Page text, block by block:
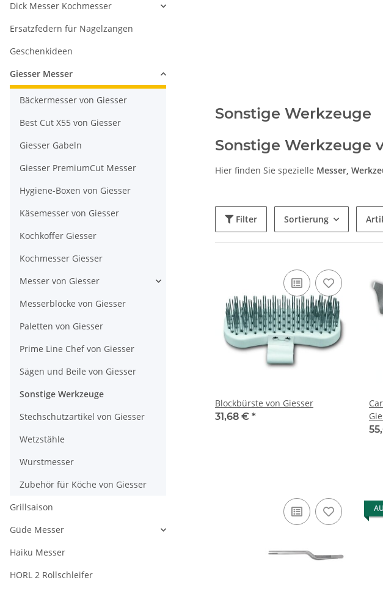
Sonstige Werkzeuge
Sonstige Werkzeuge
Hier finden Sie spezielle Messer,
Filter Sortierung
Blockbürste von Giesser
31,68 € *
Dick Messer Kochmesser
Ersatzfedern für Nagelzangen
Geschenkideen
Giesser Messer
Bäckermesser von Giesser
Best Cut X55 von Giesser
Giesser Gabeln
Giesser PremiumCut Messer
Hygiene-Boxen von Giesser
Käsemesser von Giesser
Kochkoffer Giesser
Kochmesser Giesser
Messer von Giesser
Messerblöcke von Giesser
Paletten von Giesser
Prime Line Chef von Giesser
Sägen und Beile von Giesser
Sonstige Werkzeuge
Stechschutzartikel von Giesser
Wetzstähle
Wurstmesser
Zubehör für Köche von Giesser
Grillsaison
Güde Messer
Haiku Messer
HORL 2 Rollschleifer